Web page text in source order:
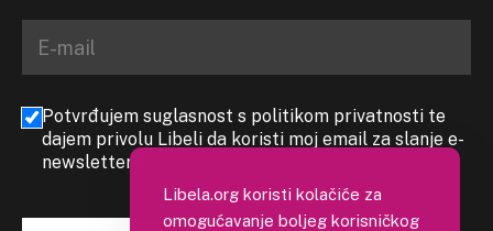
Potvrđujem suglasnost s politikom privatnosti te
dajem privolu Libeli da koristi moj email za slanje e-
newslettera
Libela.org koristi kolačiće za
omogućavanje boljeg korisničkog